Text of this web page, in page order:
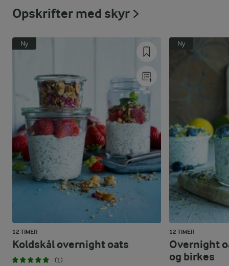
Opskrifter med skyr
Ny
12 TIMER
Koldskål overnight oats
(1)
Ny
12 TIMER
Overnight
og birkes